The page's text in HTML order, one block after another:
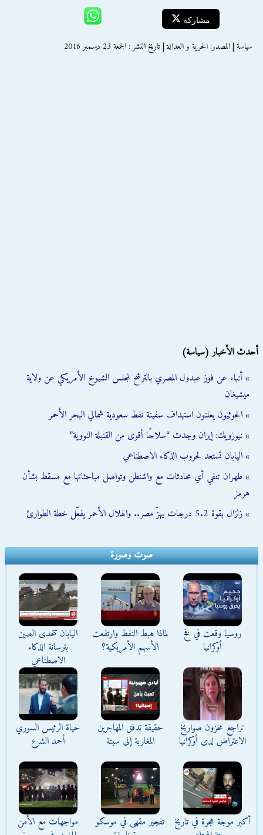
مشاركة
سياسة | المصدر: الحرية و العدالة | تاريخ النشر : الجمعة 23 ديسمبر 2016
أحدث الأخبار (سياسة)
» أنباء عن فوز عبدول المصري بالترشح لمجلس الشيوخ الأمريكي عن ولاية
ميشيغان
» الحوثيون يعلنون استهداف سفينة نفط سعودية شمالي البحر الأحمر
» نيوزويك: إيران وجدت “سلاحًا أقوى من القنبلة النووية”
» اليابان تستعد لحروب الذكاء الاصطناعي
» طهران تنفي أي محادثات مع واشنطن وتواصل مباحثاتها مع مسقط بشأن
هرمز
» زلزال بقوة 5.2 درجات يهزّ مصر.. والهلال الأحمر يفعّل خطة الطوارئ
صوت وصورة
روسيا وقعت في فخ
أوكرانيا
لماذا هبط النفط وارتفعت
الأسهم الأمريكية؟
اليابان تتحدى الصين
بترسانة الذكاء
الاصطناعي
تراجع مخزون صواريخ
الاعتراض لدى أوكرانيا
حقيقة تدفق المهاجرين
المغاربة إلى سبتة
حياة الرئيس السوري
أحمد الشرع
أكبر موجة هجرة في تاريخ
تفجير مقهى في موسكو
مواجهات مع الأمن